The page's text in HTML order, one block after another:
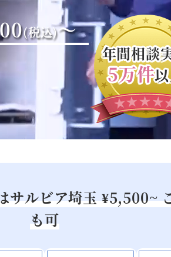
(税込)～
年間相談
5万件
サルビア埼玉¥5,500~
も可